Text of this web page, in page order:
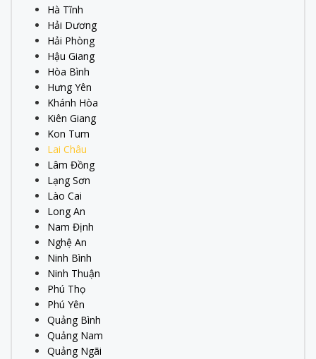
Hà Tĩnh
Hải Dương
Hải Phòng
Hậu Giang
Hòa Bình
Hưng Yên
Khánh Hòa
Kiên Giang
Kon Tum
Lai Châu
Lâm Đồng
Lạng Sơn
Lào Cai
Long An
Nam Định
Nghệ An
Ninh Bình
Ninh Thuận
Phú Thọ
Phú Yên
Quảng Bình
Quảng Nam
Quảng Ngãi